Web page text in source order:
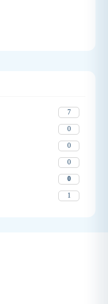
7
0
0
0
0
1